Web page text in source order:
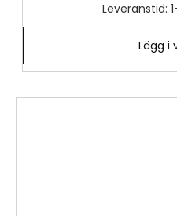
Leveranstid:
Lägg i